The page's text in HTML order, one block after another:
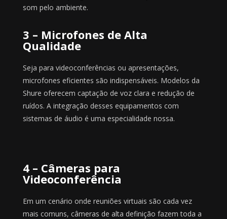
som pelo ambiente.
3 – Microfones de Alta
Qualidade
Seja para videoconferências ou apresentações,
microfones eficientes são indispensáveis. Modelos da
Shure oferecem captação de voz clara e redução de
ruídos. A integração desses equipamentos com
sistemas de áudio é uma especialidade nossa.
4 – Câmeras para
Videoconferência
Em um cenário onde reuniões virtuais são cada vez
mais comuns, câmeras de alta definição fazem toda a